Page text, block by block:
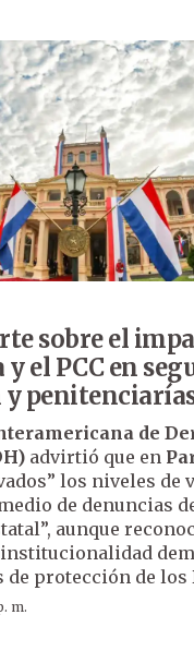
sobre el
el PCC en
de
advirtió que en
los niveles de
de denuncias
aunque
institucionalidad
protección de los
m.